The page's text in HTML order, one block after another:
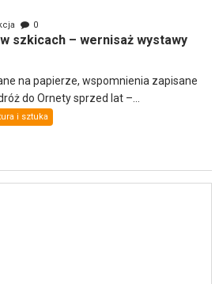
0
szkicach – wernisaż wystawy
na papierze, wspomnienia zapisane
do Ornety sprzed lat –...
i sztuka